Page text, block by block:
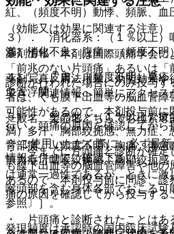
紅、（頻度不明）動悸、頻脈、血
３）． 消化器系：（１％以上）
満）消化不良、腹痛、（頻度不明
４）． 皮膚：（頻度不明）発疹
血管浮腫。
５）． その他：（１％以上）疲
満）多汗、胸部絞扼感、無力症、
背部痛、（頻度不明）胸痛、倦
無力症［咽喉絞扼感、胸部絞扼
は通常一過性であるが、ときに
喉頭部を含む身体各部でおこる可
参照〕］。
発現頻度は承認時の国内臨床試験
（効能又は効果に関連する注意）
５．１． 本剤は国際頭痛学会に
「前兆のない片頭痛」あるいは
診断が行われた場合にのみ投与す
者は、くも膜下出血等の脳血管
可能性があるので、本剤投与前に
行い、頭痛の原因を確認してから
・ 今までに片頭痛と診断が確定
も膜下出血等の脳血管障害や他
あるので、本剤投与前に問診、
痛の原因を確認してから投与する
・ 片頭痛と診断されたことはあ
薬剤情報
薬剤写真、用法用量、効能効果や
でき、関連情報へ簡単にアクセス
一般名、製品名どちらでも検索可
※ ご使用いただく際に、必ず最
情報も併せてご確認下さい。